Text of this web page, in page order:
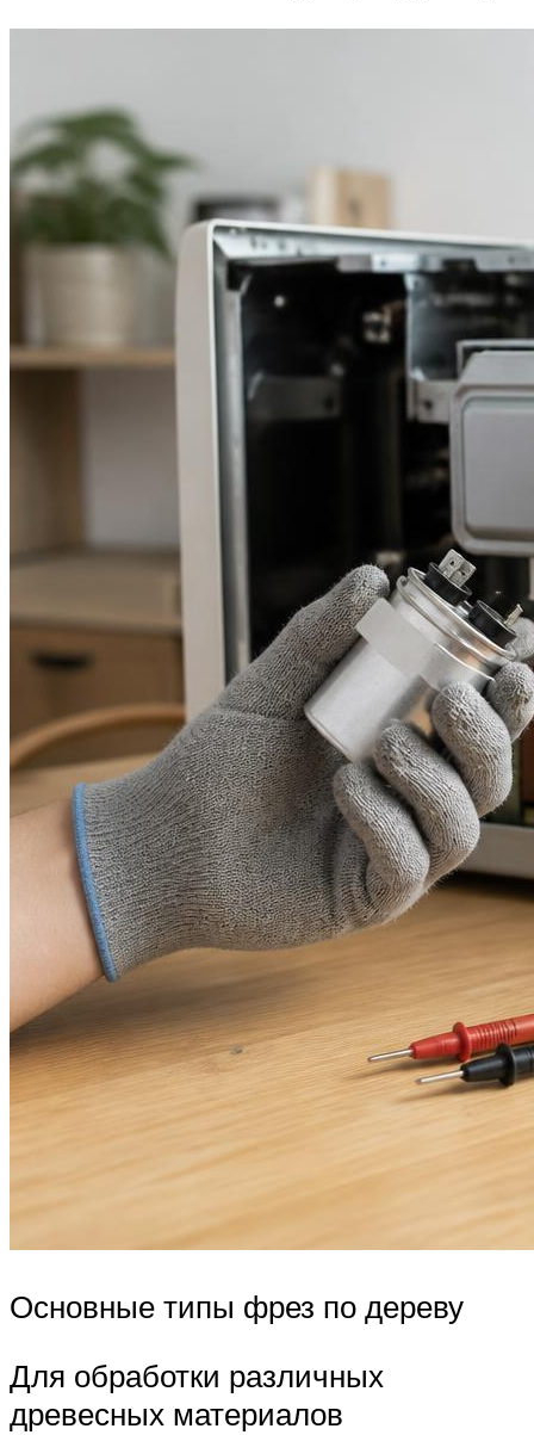
Основные типы фрез по дереву
Для обработки различных
древесных материалов